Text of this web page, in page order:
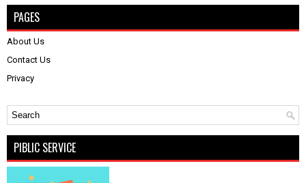
PAGES
About Us
Contact Us
Privacy
PIBLIC SERVICE